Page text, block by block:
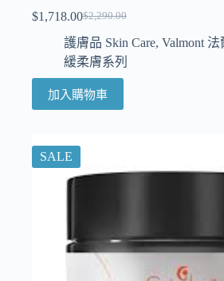
$2,290.00
$1,718.00
護膚品 Skin Care, Valmont 法
緩柔膚系列
加入購物車
SALE